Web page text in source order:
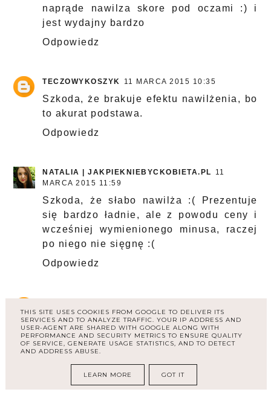
naprąde nawilza skore pod oczami :) i
jest wydajny bardzo
Odpowiedz
TECZOWYKOSZYK 11 MARCA 2015 10:35
Szkoda, że brakuje efektu nawilżenia, bo
to akurat podstawa.
Odpowiedz
NATALIA | JAKPIEKNIEBYCKOBIETA.PL
11
MARCA 2015 11:59
Szkoda, że słabo nawilża :( Prezentuje
się bardzo ładnie, ale z powodu ceny i
wcześniej wymienionego minusa, raczej
po niego nie sięgnę :(
Odpowiedz
Fajny kremik, jednak szkoda, że słabo
nawilża :) bardzo przydatna recenzja :)
obserwuję ;)
http://xblueberrysfashionx.blogspot.com/
Odpowiedz
THIS SITE USES COOKIES FROM GOOGLE TO DELIVER ITS
SERVICES AND TO ANALYZE TRAFFIC. YOUR IP ADDRESS AND
USER-AGENT ARE SHARED WITH GOOGLE ALONG WITH
PERFORMANCE AND SECURITY METRICS TO ENSURE QUALITY
OF SERVICE, GENERATE USAGE STATISTICS, AND TO DETECT
AND ADDRESS ABUSE.
LEARN MORE GOT IT